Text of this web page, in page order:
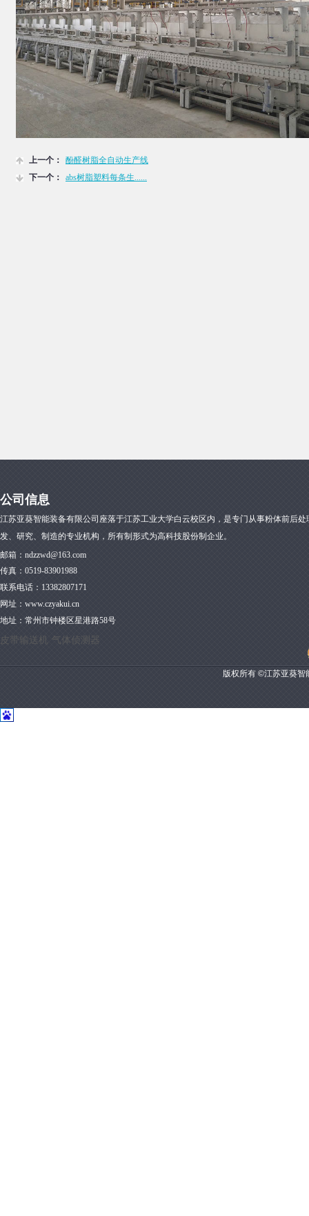
上一个：
酚醛树脂全自动生产线
下一个：
abs树脂塑料每条生......
皮带输送机 气体侦测器
版权所有 ©江苏亚葵智
邮箱： ndzzwd@163.com
传真： 0519-83901988
联系电话：13382807171
网址： www.czyakui.cn
地址： 常州市钟楼区星港路58号
江苏亚葵智能装备有限公司座落于江苏工业大学白云校区内，是专门从事粉体前后处
发、研究、制造的专业机构，所有制形式为高科技股份制企业。
公司信息